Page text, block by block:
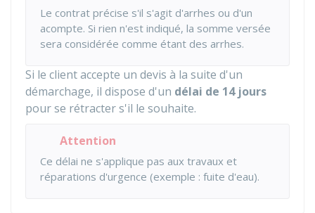
Le contrat précise s'il s'agit d'arrhes ou d'un
acompte. Si rien n'est indiqué, la somme versée
sera considérée comme étant des arrhes.
Si le client accepte un devis à la suite d'un
démarchage, il dispose d'un délai de 14 jours
pour se rétracter s'il le souhaite.
Attention
Ce délai ne s'applique pas aux travaux et
réparations d'urgence (exemple : fuite d'eau).